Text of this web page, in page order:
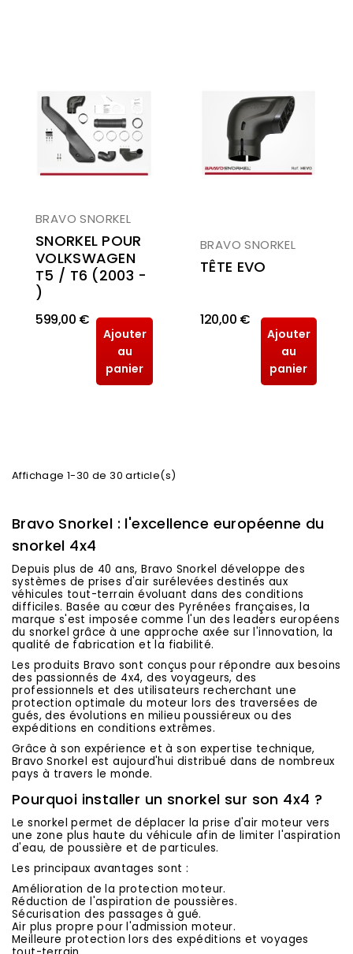
BRAVO SNORKEL
SNORKEL POUR
VOLKSWAGEN
T5 / T6 (2003 -
)
599,00 €
Ajouter
au
panier
BRAVO SNORKEL
TÊTE EVO
120,00 €
Ajouter
au
panier
Affichage 1-30 de 30 article(s)
Bravo Snorkel : l'excellence européenne du
snorkel 4x4
Depuis plus de 40 ans, Bravo Snorkel développe des
systèmes de prises d'air surélevées destinés aux
véhicules tout-terrain évoluant dans des conditions
difficiles. Basée au cœur des Pyrénées françaises, la
marque s'est imposée comme l'un des leaders européens
du snorkel grâce à une approche axée sur l'innovation, la
qualité de fabrication et la fiabilité.
Les produits Bravo sont conçus pour répondre aux besoins
des passionnés de 4x4, des voyageurs, des
professionnels et des utilisateurs recherchant une
protection optimale du moteur lors des traversées de
gués, des évolutions en milieu poussiéreux ou des
expéditions en conditions extrêmes.
Grâce à son expérience et à son expertise technique,
Bravo Snorkel est aujourd'hui distribué dans de nombreux
pays à travers le monde.
Pourquoi installer un snorkel sur son 4x4 ?
Le snorkel permet de déplacer la prise d'air moteur vers
une zone plus haute du véhicule afin de limiter l'aspiration
d'eau, de poussière et de particules.
Les principaux avantages sont :
Amélioration de la protection moteur.
Réduction de l'aspiration de poussières.
Sécurisation des passages à gué.
Air plus propre pour l'admission moteur.
Meilleure protection lors des expéditions et voyages